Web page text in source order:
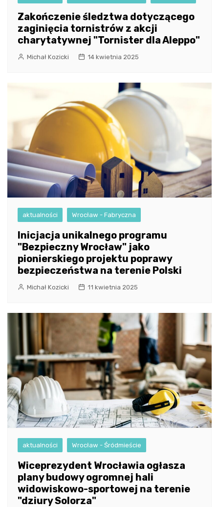
Zakończenie śledztwa dotyczącego
zaginięcia tornistrów z akcji
charytatywnej "Tornister dla Aleppo"
Michał Kozicki 14 kwietnia 2025
aktualności Wrocław - Fabryczna
Inicjacja unikalnego programu
"Bezpieczny Wrocław" jako
pionierskiego projektu poprawy
bezpieczeństwa na terenie Polski
Michał Kozicki 11 kwietnia 2025
aktualności Wrocław - Śródmieście
Wiceprezydent Wrocławia ogłasza
plany budowy ogromnej hali
widowiskowo-sportowej na terenie
"dziury Solorza"